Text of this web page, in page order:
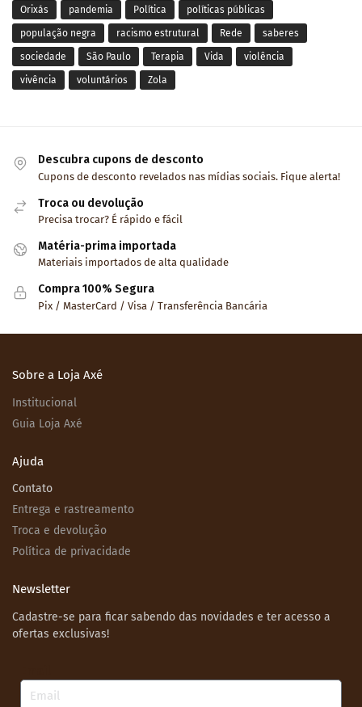
Orixás pandemia Política políticas públicas
população negra racismo estrutural Rede saberes
sociedade São Paulo Terapia Vida violência
vivência voluntários Zola
Descubra cupons de desconto
Cupons de desconto revelados nas mídias sociais. Fique alerta!
Troca ou devolução
Precisa trocar? É rápido e fácil
Matéria-prima importada
Materiais importados de alta qualidade
Compra 100% Segura
Pix / MasterCard / Visa / Transferência Bancária
Sobre a Loja Axé
Institucional
Guia Loja Axé
Ajuda
Contato
Entrega e rastreamento
Troca e devolução
Política de privacidade
Newsletter
Cadastre-se para ficar sabendo das novidades e ter acesso a
ofertas exclusivas!